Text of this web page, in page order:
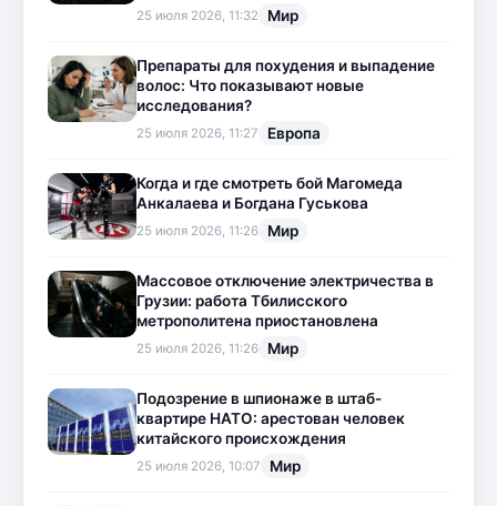
25 июля 2026, 11:32 Мир
Препараты для похудения и выпадение
волос: Что показывают новые
исследования?
25 июля 2026, 11:27 Европа
Когда и где смотреть бой Магомеда
Анкалаева и Богдана Гуськова
25 июля 2026, 11:26 Мир
Массовое отключение электричества в
Грузии: работа Тбилисского
метрополитена приостановлена
25 июля 2026, 11:26 Мир
Подозрение в шпионаже в штаб-
квартире НАТО: арестован человек
китайского происхождения
25 июля 2026, 10:07 Мир